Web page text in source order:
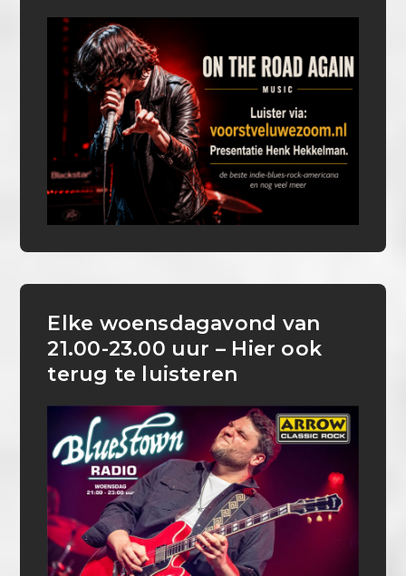
Elke woensdagavond van
21.00-23.00 uur – Hier ook
terug te luisteren